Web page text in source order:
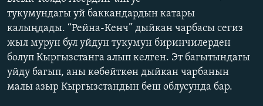
ЭЕ/АРнун бардык сайттары
Auto 360p
480p
720p
1080p
тукумундагы уй баккандардын катары
калыңдады. “Рейна-Кенч” дыйкан чарбасы сегиз
жыл мурун бул уйдун тукумун биринчилерден
болуп Кыргызстанга алып келген. Эт багытындагы
уйду багып, аны көбөйткөн дыйкан чарбанын
малы азыр Кыргызстандын беш облусунда бар.